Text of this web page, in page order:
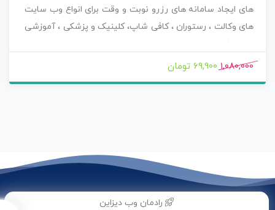
های ایجاد سامانه های رزرو نوبت و وقت برای انواع وب سایت
های وکالت ، رستوران ، کافی شاپ، کلینیک و پزشکی ، آموزشی
ایجاد بستر مناسب برای رزرو وقت انلاین و هوشمند دارند بوده
پرداخت و پی پینگ) به صورت کاملا فارسی و تقویم فارسی با
اپدیت منظم و بدون محدودیت لایسنس با خیال راحت خرید
کنید و از امکانات آن بهره مند شوید .
1,080,000 69,900 تومان
رادمان وب دیزاین